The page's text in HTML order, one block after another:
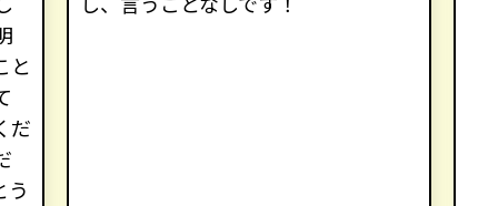
と
だ
う